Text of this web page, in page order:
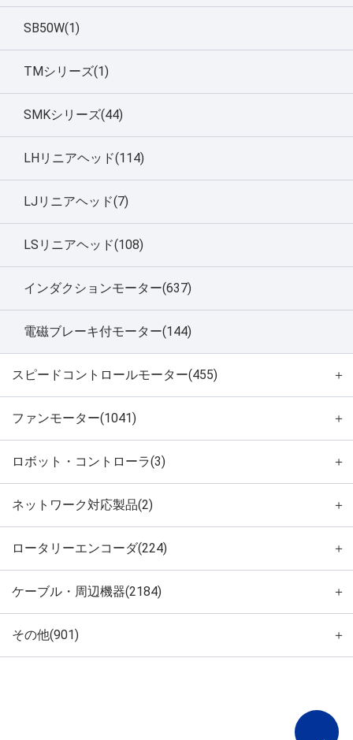
SB50W(1)
TMシリーズ(1)
SMKシリーズ(44)
LHリニアヘッド(114)
LJリニアヘッド(7)
LSリニアヘッド(108)
インダクションモーター(637)
電磁ブレーキ付モーター(144)
スピードコントロールモーター(455) ＋
ファンモーター(1041) ＋
ロボット・コントローラ(3) ＋
ネットワーク対応製品(2) ＋
ロータリーエンコーダ(224) ＋
ケーブル・周辺機器(2184) ＋
その他(901) ＋